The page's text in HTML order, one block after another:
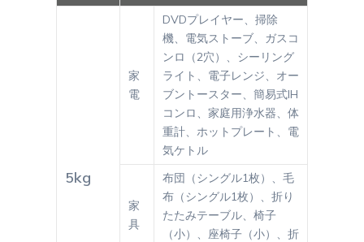
5kg
家
電
DVDプレイヤー、掃除
機、電気ストーブ、ガスコ
ンロ（2穴）、シーリング
ライト、電子レンジ、オー
ブントースター、簡易式IH
コンロ、家庭用浄水器、体
重計、ホットプレート、電
気ケトル
家
具
布団（シングル1枚）、毛
布（シングル1枚）、折り
たたみテーブル、椅子
（小）、座椅子（小）、折